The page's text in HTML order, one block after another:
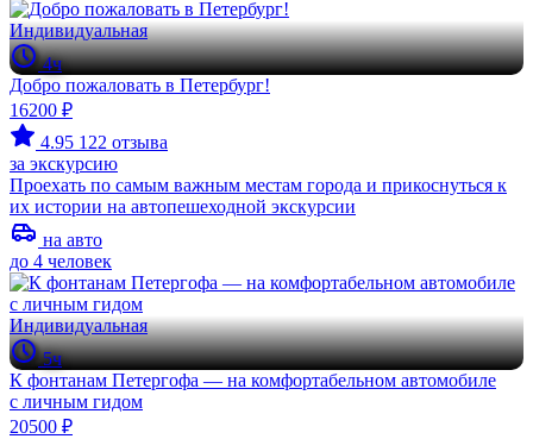
Индивидуальная
4ч
Добро пожаловать в Петербург!
16200 ₽
4.95 122 отзыва
за экскурсию
Проехать по самым важным местам города и прикоснуться к
их истории на автопешеходной экскурсии
на авто
до 4 человек
Индивидуальная
5ч
К фонтанам Петергофа — на комфортабельном автомобиле
с личным гидом
20500 ₽